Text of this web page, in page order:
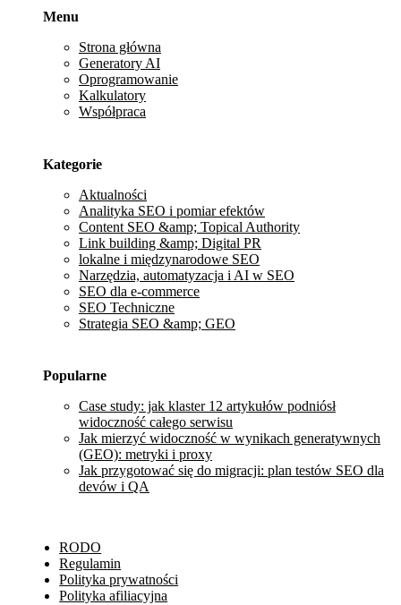
Menu
Strona główna
Generatory AI
Oprogramowanie
Kalkulatory
Współpraca
Kategorie
Aktualności
Analityka SEO i pomiar efektów
Content SEO &amp; Topical Authority
Link building &amp; Digital PR
lokalne i międzynarodowe SEO
Narzędzia, automatyzacja i AI w SEO
SEO dla e-commerce
SEO Techniczne
Strategia SEO &amp; GEO
Popularne
Case study: jak klaster 12 artykułów podniósł
widoczność całego serwisu
Jak mierzyć widoczność w wynikach generatywnych
(GEO): metryki i proxy
Jak przygotować się do migracji: plan testów SEO dla
devów i QA
RODO
Regulamin
Polityka prywatności
Polityka afiliacyjna